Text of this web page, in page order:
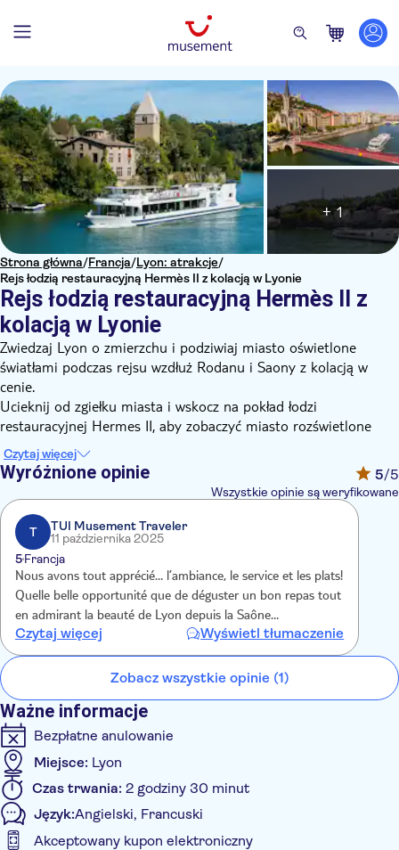
Strona główna/Francja/Lyon: atrakcje/
Rejs łodzią restauracyjną Hermès II z kolacją w Lyonie
Rejs łodzią restauracyjną Hermès II z
kolacją w Lyonie
+ 1
Zwiedzaj Lyon o zmierzchu i podziwiaj miasto oświetlone
światłami podczas rejsu wzdłuż Rodanu i Saony z kolacją w
cenie.
Ucieknij od zgiełku miasta i wskocz na pokład łodzi
restauracyjnej Hermes II, aby zobaczyć miasto rozświetlone
nocą. Zrelaksuj się i odkryj piękne krajobrazy Lyonu, słuchając
komentarzy dostępnych w języku francuskim i angielskim.
Następnie zapraszamy na 3-daniowy elegancki posiłek pełen
smaku i sezonowych potraw przygotowanych przez szefa
kuchni.
Czytaj więcej
Wyróżnione opinie 5/5
Wszystkie opinie są weryfikowane
T
TUI Musement Traveler
11 października 2025
5Francja
Nous avons tout apprécié… l’ambiance, le service et les plats!
Quelle belle opportunité que de déguster un bon repas tout
en admirant la beauté de Lyon depuis la Saône…
Czytaj więcej Wyświetl tłumaczenie
Zobacz wszystkie opinie (1)
Ważne informacje
Bezpłatne anulowanie
Miejsce: Lyon
Czas trwania: 2 godziny 30 minut
Język:Angielski, Francuski
Akceptowany kupon elektroniczny